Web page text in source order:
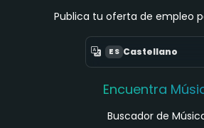
Publica tu oferta de empleo
ES Castellano
Encuentra
Buscador de